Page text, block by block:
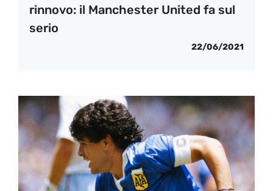
rinnovo: il Manchester United fa sul
serio
22/06/2021